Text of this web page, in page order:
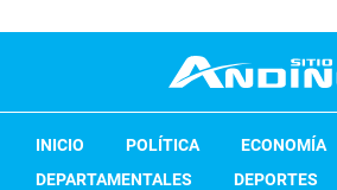
INICIO POLÍTICA ECONOMÍA
DEPARTAMENTALES
DEPORTES